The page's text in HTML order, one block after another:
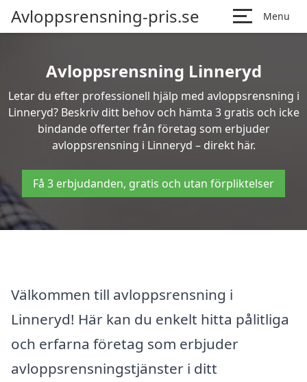
Avloppsrensning-pris.se Menu
Avloppsrensning Linneryd
Letar du efter professionell hjälp med avloppsrensning i
Linneryd? Beskriv ditt behov och hämta 3 gratis och icke
bindande offerter från företag som erbjuder
avloppsrensning i Linneryd – direkt här.
Få 3 erbjudanden, gratis och utan förpliktelser
Välkommen till avloppsrensning i
Linneryd! Här kan du enkelt hitta pålitliga
och erfarna företag som erbjuder
avloppsrensningstjänster i ditt